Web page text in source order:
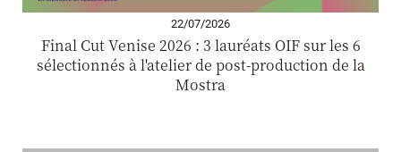
22/07/2026
Final Cut Venise 2026 : 3 lauréats OIF sur les 6
sélectionnés à l'atelier de post-production de la
Mostra